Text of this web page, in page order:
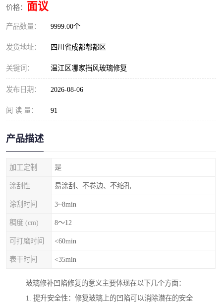
价格： 面议
产品数量： 9999.00个
发货地址： 四川省成都郫都区
关键词： 温江区哪家挡风玻璃修复
发布日期： 2026-08-06
阅 读 量： 91
产品描述
加工定制 是
涂刮性 易涂刮、不卷边、不缩孔
涂刮时间 3~8min
稠度 (cm) 8～12
可打磨时间 <60min
表干时间 <35min
玻璃修补凹陷修复的意义主要体现在以下几个方面：
1. 提升安全性：修复玻璃上的凹陷可以消除潜在的安全